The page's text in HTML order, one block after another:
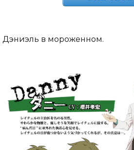
Дэниэль в мороженном.